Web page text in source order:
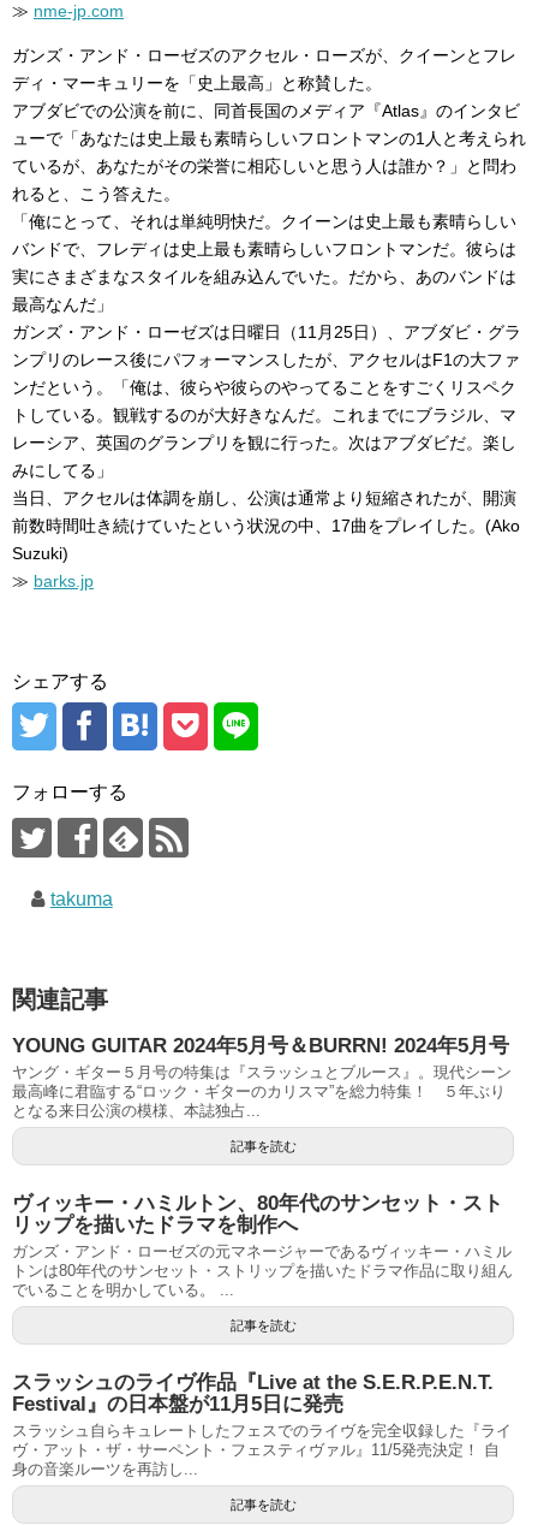
≫ nme-jp.com
ガンズ・アンド・ローゼズのアクセル・ローズが、クイーンとフレ
ディ・マーキュリーを「史上最高」と称賛した。
アブダビでの公演を前に、同首長国のメディア『Atlas』のインタビ
ューで「あなたは史上最も素晴らしいフロントマンの1人と考えられ
ているが、あなたがその栄誉に相応しいと思う人は誰か？」と問わ
れると、こう答えた。
「俺にとって、それは単純明快だ。クイーンは史上最も素晴らしい
バンドで、フレディは史上最も素晴らしいフロントマンだ。彼らは
実にさまざまなスタイルを組み込んでいた。だから、あのバンドは
最高なんだ」
ガンズ・アンド・ローゼズは日曜日（11月25日）、アブダビ・グラ
ンプリのレース後にパフォーマンスしたが、アクセルはF1の大ファ
ンだという。「俺は、彼らや彼らのやってることをすごくリスペク
トしている。観戦するのが大好きなんだ。これまでにブラジル、マ
レーシア、英国のグランプリを観に行った。次はアブダビだ。楽し
みにしてる」
当日、アクセルは体調を崩し、公演は通常より短縮されたが、開演
前数時間吐き続けていたという状況の中、17曲をプレイした。(Ako
Suzuki)
≫ barks.jp
シェアする
フォローする
takuma
関連記事
YOUNG GUITAR 2024年5月号＆BURRN! 2024年5月号
ヤング・ギター５月号の特集は『スラッシュとブルース』。現代シーン
最高峰に君臨する“ロック・ギターのカリスマ”を総力特集！ ５年ぶり
となる来日公演の模様、本誌独占...
記事を読む
ヴィッキー・ハミルトン、80年代のサンセット・スト
リップを描いたドラマを制作へ
ガンズ・アンド・ローゼズの元マネージャーであるヴィッキー・ハミル
トンは80年代のサンセット・ストリップを描いたドラマ作品に取り組ん
でいることを明かしている。 ...
記事を読む
スラッシュのライヴ作品『Live at the S.E.R.P.E.N.T.
Festival』の日本盤が11月5日に発売
スラッシュ自らキュレートしたフェスでのライヴを完全収録した『ライ
ヴ・アット・ザ・サーペント・フェスティヴァル』11/5発売決定！ 自
身の音楽ルーツを再訪し...
記事を読む